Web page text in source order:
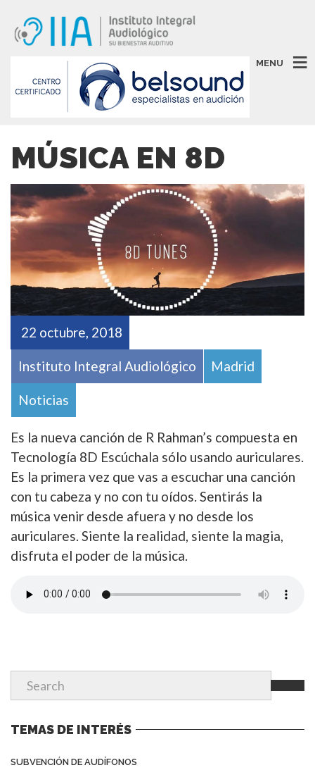
MENU
MÚSICA EN 8D
22 octubre, 2018
Instituto Integral Audiológico Madrid
Noticias
Es la nueva canción de R Rahman’s compuesta en
Tecnología 8D Escúchala sólo usando auriculares.
Es la primera vez que vas a escuchar una canción
con tu cabeza y no con tu oídos. Sentirás la
música venir desde afuera y no desde los
auriculares. Siente la realidad, siente la magia,
disfruta el poder de la música.
TEMAS DE INTERÉS
SUBVENCIÓN DE AUDÍFONOS